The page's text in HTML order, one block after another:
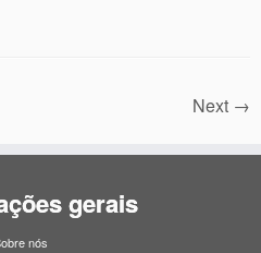
Next →
gerais
nós